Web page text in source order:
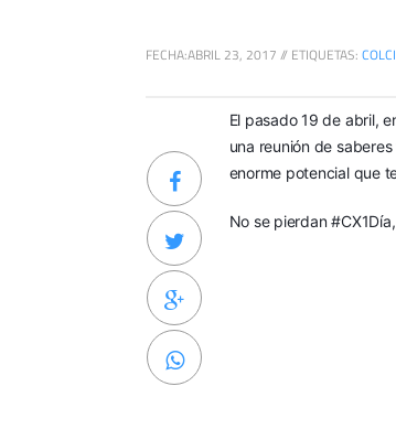
FECHA:ABRIL 23, 2017 // ETIQUETAS:
El pasado 19 de abril,
una reunión de
enorme potencial que
No se pierdan